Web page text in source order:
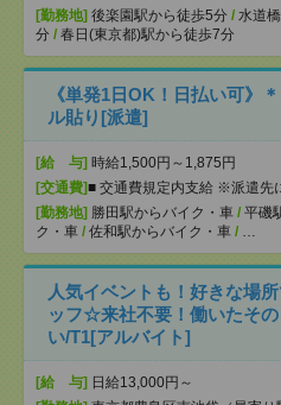
[勤務地] 後楽園駅から徒歩5分 / 水道
分 / 春日(東京都)駅から徒歩7分
《単発1日OK！日払い可》
ル貼り[派遣]
[給 与] 時給1,500円～1,875円
[交通費]■ 交通費規定内支給 ※派遣先
[勤務地] 勝田駅からバイク・車 / 平磯
ク・車 / 佐和駅からバイク・車 / …
人気イベントも！好きな場
ッフ☆来社不要！働いたそ
い/T1[アルバイト]
[給 与] 日給13,000円～